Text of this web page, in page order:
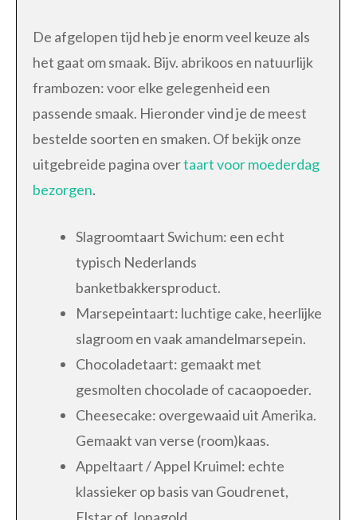
De afgelopen tijd heb je enorm veel keuze als
het gaat om smaak. Bijv. abrikoos en natuurlijk
frambozen: voor elke gelegenheid een
passende smaak. Hieronder vind je de meest
bestelde soorten en smaken. Of bekijk onze
uitgebreide pagina overtaart voor moederdag
bezorgen.
Slagroomtaart Swichum: een echt
typisch Nederlands
banketbakkersproduct.
Marsepeintaart: luchtige cake, heerlijke
slagroom en vaak amandelmarsepein.
Chocoladetaart: gemaakt met
gesmolten chocolade of cacaopoeder.
Cheesecake: overgewaaid uit Amerika.
Gemaakt van verse (room)kaas.
Appeltaart / Appel Kruimel: echte
klassieker op basis van Goudrenet,